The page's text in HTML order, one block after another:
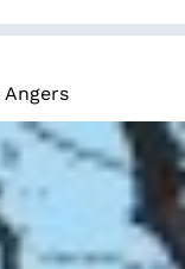
Angers